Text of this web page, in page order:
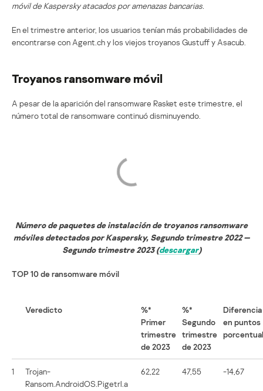
móvil de Kaspersky atacados por amenazas bancarias.
En el trimestre anterior, los usuarios tenían más probabilidades de
encontrarse con Agent.ch y los viejos troyanos Gustuff y Asacub.
Troyanos ransomware móvil
A pesar de la aparición del ransomware Rasket este trimestre, el
número total de ransomware continuó disminuyendo.
Número de paquetes de instalación de troyanos ransomware
móviles detectados por Kaspersky, Segundo trimestre 2022 —
Segundo trimestre 2023 (descargar)
TOP 10 de ransomware móvil
Veredicto
%*
Primer
trimestre
de 2023
%*
Segundo
trimestre
de 2023
Diferencia
en puntos
1
Trojan-
Ransom.AndroidOS.Pigetrl.a
62,22 47,55 -14,67